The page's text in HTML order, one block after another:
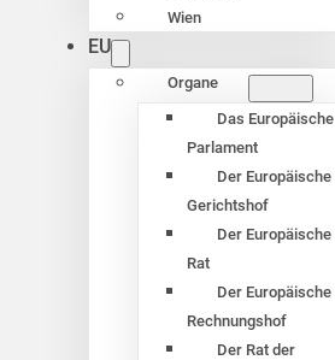
Wien
EU
Organe
Das Europäische
Parlament
Der Europäische
Gerichtshof
Der Europäische
Rat
Der Europäische
Rechnungshof
Der Rat der